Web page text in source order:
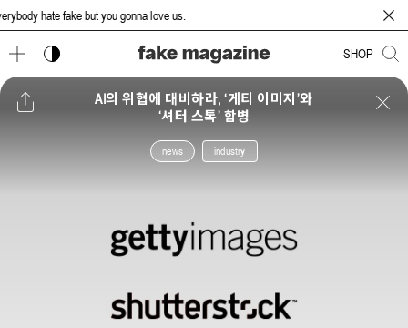
hate fake but you gonna love us.
다크 모드 토글 SHOP
AI의 위협에 대비하라, ‘게티 이미지’와
‘셔터 스톡’ 합병
news industry